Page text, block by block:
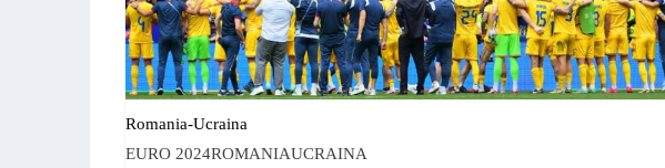
Romania-Ucraina
EURO 2024ROMANIAUCRAINA